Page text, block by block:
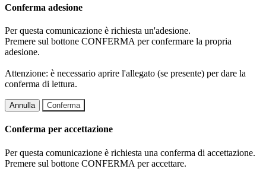
Conferma adesione
Per questa comunicazione è richiesta un'adesione.
Premere sul bottone CONFERMA per confermare la propria
adesione.
Attenzione: è necessario aprire l'allegato (se presente) per dare la
conferma di lettura.
Annulla Conferma
Conferma per accettazione
Per questa comunicazione è richiesta una conferma di accettazione.
Premere sul bottone CONFERMA per accettare.